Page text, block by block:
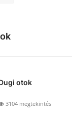
otok
3104 megtekintés